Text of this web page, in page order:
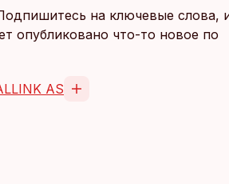
на ключевые слова,
опубликовано что-то новое по
AS